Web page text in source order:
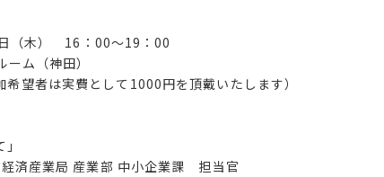
（木） 16：00～19：00
ム（神田）
望者は実費として1000円を頂戴いたします）
業局 産業部 中小企業課 担当官